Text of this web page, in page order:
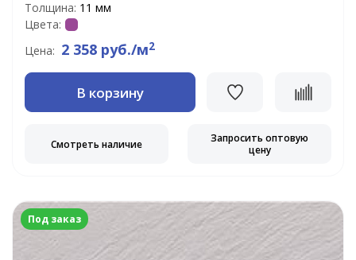
Толщина: 11 мм
Цвета:
Цена: 2 358 руб./м2
В корзину
Смотреть наличие
Запросить оптовую
цену
Под заказ